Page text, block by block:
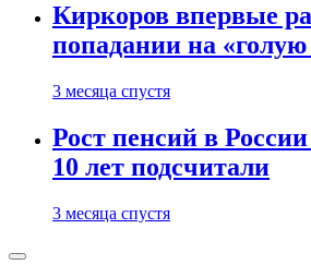
Киркоров впервые
попадании на
3 месяца спустя
Рост пенсий в
10 лет подсчитали
3 месяца спустя